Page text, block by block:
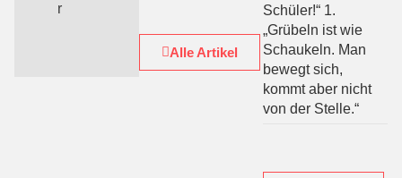
r
Alle Artikel
Schüler!“ 1.
„Grübeln ist wie
Schaukeln. Man
bewegt sich,
kommt aber nicht
von der Stelle.“